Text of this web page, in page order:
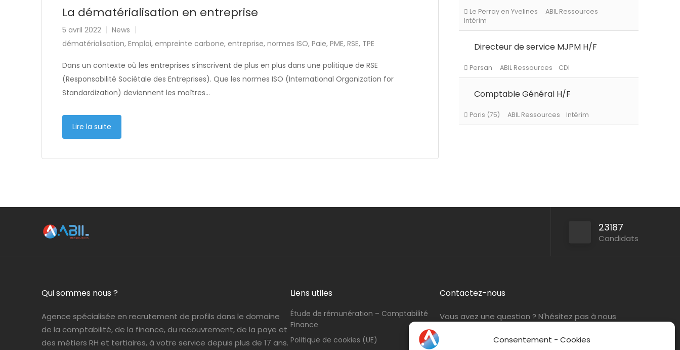
Consentement - Cookies
La dématérialisation en entreprise
5 avril 2022
News
dématérialisation, Emploi, empreinte carbone, entreprise, normes ISO, Paie, PME, RSE, TPE
Dans un contexte où les entreprises s’inscrivent de plus en plus dans une politique de RSE
(Responsabilité Sociétale des Entreprises). Que les normes ISO (International Organization for
Standardization) deviennent les maîtres…
Lire la suite
Directeur de service MJPM H/F
Comptable Général H/F
23187
Candidats
Qui sommes nous ?
Agence spécialisée en recrutement de profils dans le domaine
de la comptabilité, de la finance, du recouvrement, de la paye et
des métiers RH et tertiaires, à votre service depuis plus de 17 ans.
Liens utiles
Étude de rémunération – Comptabilité
Finance
Politique de cookies (UE)
Contactez-nous
Vous avez une question ? N'hésitez pas à nous